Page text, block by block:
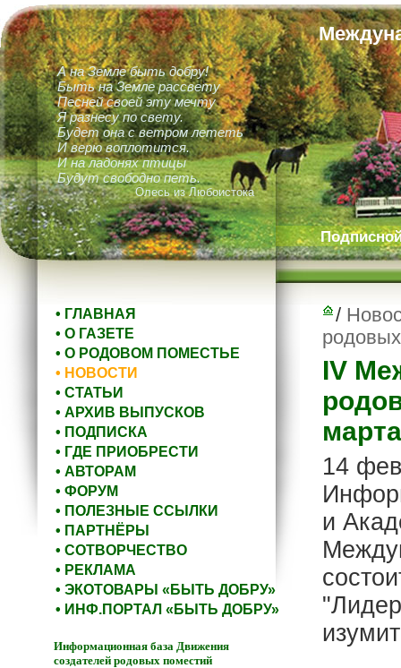
А на Земле быть добру!
Быть на Земле рассвету
Песней своей эту мечту
Я разнесу по свету.
Будет она с ветром лететь
И верю воплотится.
И на ладонях птицы
Будут свободно петь.
Олесь из Любоистока
• ГЛАВНАЯ
• О ГАЗЕТЕ
• О РОДОВОМ ПОМЕСТЬЕ
• НОВОСТИ
• СТАТЬИ
• АРХИВ ВЫПУСКОВ
• ПОДПИСКА
• ГДЕ ПРИОБРЕСТИ
• АВТОРАМ
• ФОРУМ
• ПОЛЕЗНЫЕ ССЫЛКИ
• ПАРТНЁРЫ
• СОТВОРЧЕСТВО
• РЕКЛАМА
• ЭКОТОВАРЫ «БЫТЬ ДОБРУ»
• ИНФ.ПОРТАЛ «БЫТЬ ДОБРУ»
Информационная база Движения
создателей родовых поместий
/
IV
14
и